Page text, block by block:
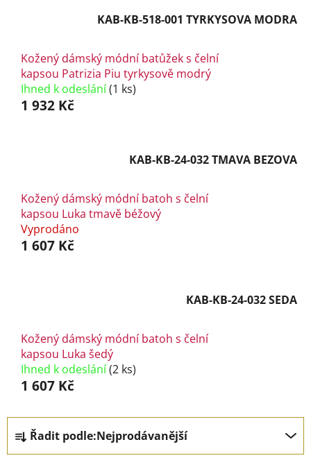
KAB-KB-518-001 TYRKYSOVA MODRA
Kožený dámský módní batůžek s čelní
kapsou Patrizia Piu tyrkysově modrý
Ihned k odeslání(1 ks)
1 932 Kč
KAB-KB-24-032 TMAVA BEZOVA
Kožený dámský módní batoh s čelní
kapsou Luka tmavě béžový
Vyprodáno
1 607 Kč
KAB-KB-24-032 SEDA
Kožený dámský módní batoh s čelní
kapsou Luka šedý
Ihned k odeslání(2 ks)
1 607 Kč
Ř
a
z
Řadit podle:Nejprodávanější